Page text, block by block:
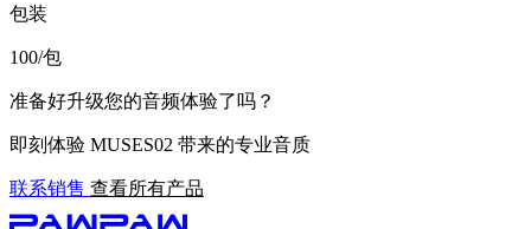
包装
100/包
准备好升级您的音频体验了吗？
即刻体验 MUSES02 带来的专业音质
联系销售 查看所有产品